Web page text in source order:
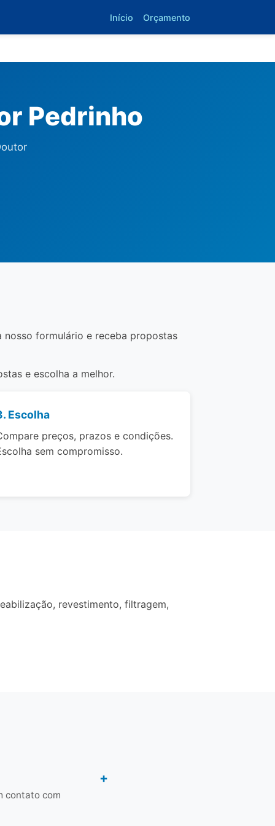
Início Orçamento
Pedrinho
nosso formulário e receba propostas
e escolha a melhor.
Escolha
preços, prazos e condições.
sem compromisso.
revestimento, filtragem,
contato com